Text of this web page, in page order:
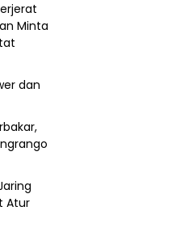
Minta
dan
Atur